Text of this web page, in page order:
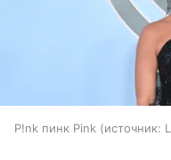
P!nk пинк Pink источник: